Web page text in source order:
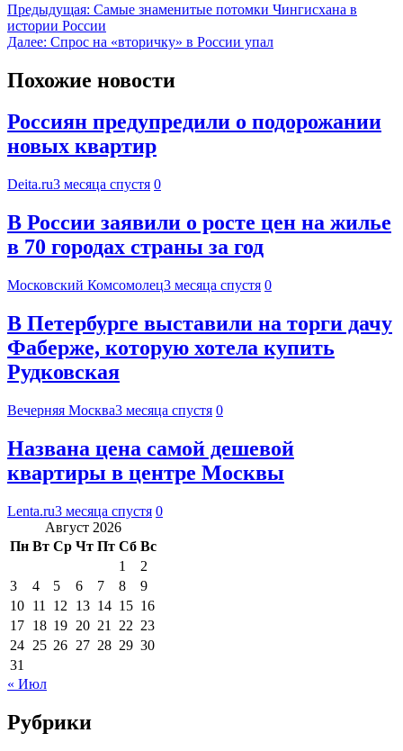
Предыдущая: Самые знаменитые потомки Чингисхана в
истории России
Далее: Спрос на «вторичку» в России упал
Похожие новости
Россиян предупредили о подорожании
новых квартир
Deita.ru3 месяца спустя 0
В России заявили о росте цен на жилье
в 70 городах страны за год
Московский Комсомолец3 месяца спустя 0
В Петербурге выставили на торги дачу
Фаберже, которую хотела купить
Рудковская
Вечерняя Москва3 месяца спустя 0
Названа цена самой дешевой
квартиры в центре Москвы
Lenta.ru3 месяца спустя 0
Август 2026
Пн Вт Ср Чт Пт Сб Вс
1
2
3
4 5 6 7 8
9
10 11 12 13 14 15 16
17 18 19 20 21 22 23
24 25 26 27 28 29 30
31
« Июл
Рубрики